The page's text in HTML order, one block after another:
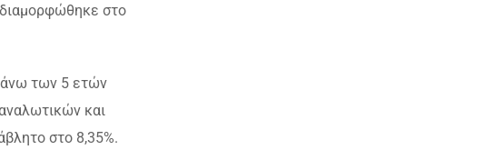
στο
άνω των 5 ετών
και
στο 8,35%.